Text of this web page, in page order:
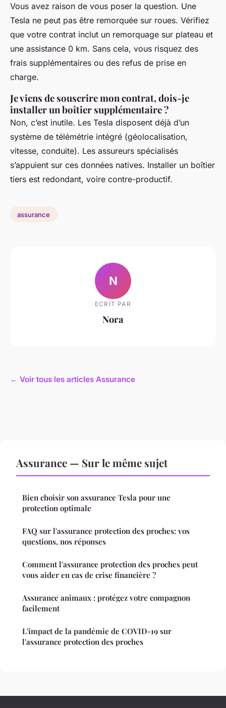
Vous avez raison de vous poser la question. Une
Tesla ne peut pas être remorquée sur roues. Vérifiez
que votre contrat inclut un remorquage sur plateau et
une assistance 0 km. Sans cela, vous risquez des
frais supplémentaires ou des refus de prise en
charge.
Je viens de souscrire mon contrat, dois-je
installer un boîtier supplémentaire ?
Non, c’est inutile. Les Tesla disposent déjà d’un
système de télémétrie intégré (géolocalisation,
vitesse, conduite). Les assureurs spécialisés
s’appuient sur ces données natives. Installer un boîtier
tiers est redondant, voire contre-productif.
assurance
N
ECRIT PAR
Nora
← Voir tous les articles Assurance
Assurance — Sur le même sujet
Bien choisir son assurance Tesla pour une
protection optimale
FAQ sur l'assurance protection des proches: vos
questions, nos réponses
Comment l'assurance protection des proches peut
vous aider en cas de crise financière ?
Assurance animaux : protégez votre compagnon
facilement
L'impact de la pandémie de COVID-19 sur
l'assurance protection des proches